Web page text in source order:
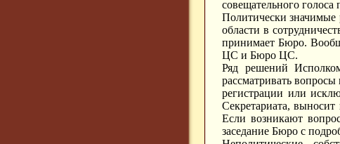
совещательного
Политически
области в
принимает Бюро.
ЦС и Бюро ЦС.
Ряд решений
рассматривать
регистрации или
Секретариата,
Если возникают
заседание Бюро с